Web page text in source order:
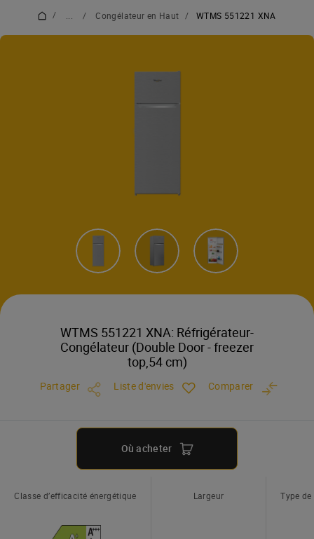
/ / Congélateur en Haut / WTMS 551221 XNA
WTMS 551221 XNA: Réfrigérateur-
Congélateur (Double Door - freezer
top,54 cm)
Partager Liste d'envies Comparer
Où acheter
Classe d’efficacité énergétique Largeur Type